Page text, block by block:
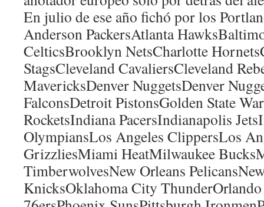
En julio de ese año fichó por los
Anderson PackersAtlanta
CelticsBrooklyn NetsCharlotte
StagsCleveland CavaliersCleveland
MavericksDenver NuggetsDenver
FalconsDetroit PistonsGolden State
RocketsIndiana PacersIndianapolis
OlympiansLos Angeles ClippersLos
GrizzliesMiami HeatMilwaukee
TimberwolvesNew Orleans
KnicksOklahoma City